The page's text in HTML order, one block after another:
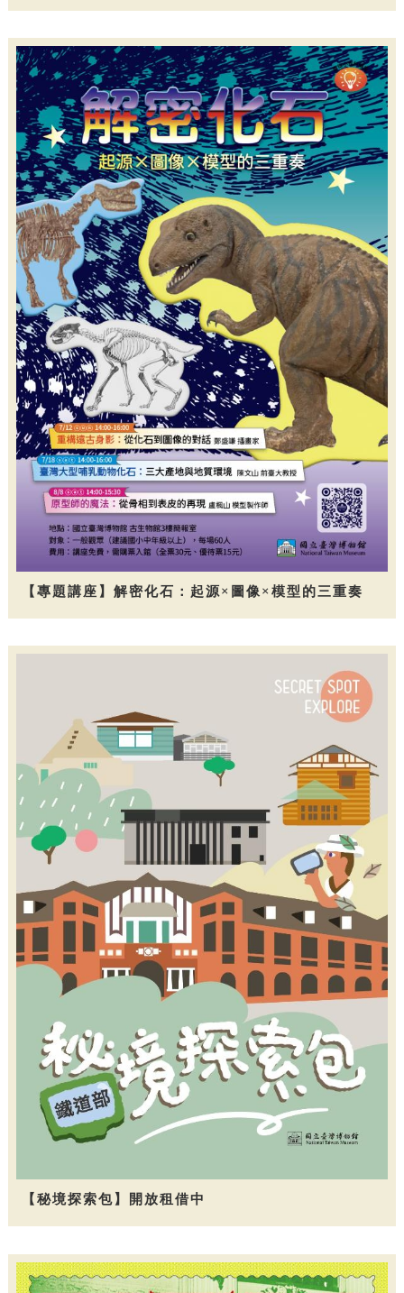
【專題講座】解密化石：起源×圖像×模型的三重奏
【秘境探索包】開放租借中